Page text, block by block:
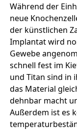
Während der
neue
der künstlichen
Implantat wird
Gewebe
schnell fest im
und Titan sind in
das Material
dehnbar macht
Außerdem ist es